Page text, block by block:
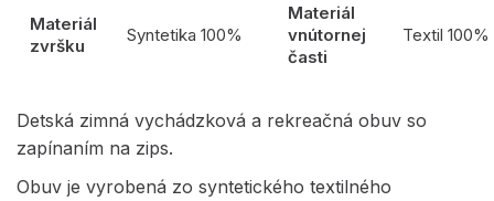
Materiál
zvršku
Syntetika 100%
Materiál
vnútornej
časti
Textil 100%
Detská zimná vychádzková a rekreačná obuv so
zapínaním na zips.
Obuv je vyrobená zo syntetického textilného